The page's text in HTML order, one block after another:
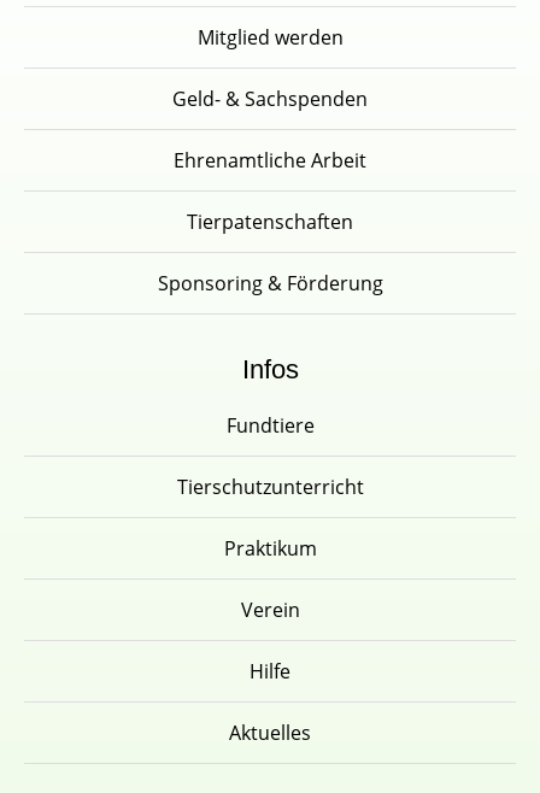
Mitglied werden
Geld- & Sachspenden
Ehrenamtliche Arbeit
Tierpatenschaften
Sponsoring & Förderung
Infos
Fundtiere
Tierschutzunterricht
Praktikum
Verein
Hilfe
Aktuelles